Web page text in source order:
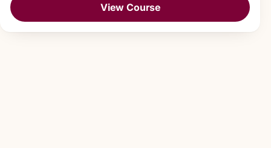
View Course